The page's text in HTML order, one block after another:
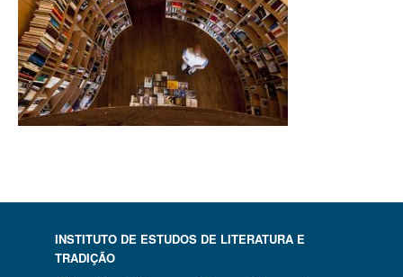
INSTITUTO DE ESTUDOS DE LITERATURA E
TRADIÇÃO